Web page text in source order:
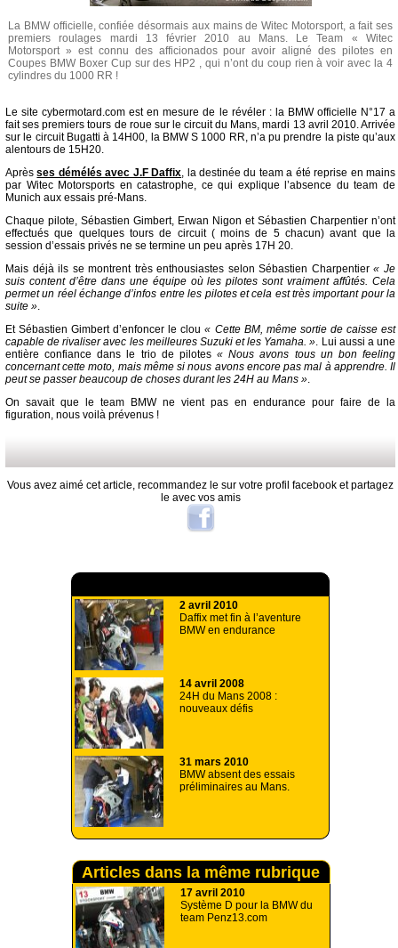
La BMW officielle, confiée désormais aux mains de Witec Motorsport, a fait ses
premiers roulages mardi 13 février 2010 au Mans. Le Team « Witec
Motorsport » est connu des afficionados pour avoir aligné des pilotes en
Coupes BMW Boxer Cup sur des HP2 , qui n’ont du coup rien à voir avec la 4
cylindres du 1000 RR !
Le site cybermotard.com est en mesure de le révéler : la BMW officielle N°17 a
fait ses premiers tours de roue sur le circuit du Mans, mardi 13 avril 2010. Arrivée
sur le circuit Bugatti à 14H00, la BMW S 1000 RR, n’a pu prendre la piste qu’aux
alentours de 15H20.
Aprèsses démélés avec J.F Daffix, la destinée du team a été reprise en mains
par Witec Motorsports en catastrophe, ce qui explique l’absence du team de
Munich aux essais pré-Mans.
Chaque pilote, Sébastien Gimbert, Erwan Nigon et Sébastien Charpentier n’ont
effectués que quelques tours de circuit ( moins de 5 chacun) avant que la
session d’essais privés ne se termine un peu après 17H 20.
Mais déjà ils se montrent très enthousiastes selon Sébastien Charpentier« Je
suis content d’être dans une équipe où les pilotes sont vraiment affûtés. Cela
permet un réel échange d’infos entre les pilotes et cela est très important pour la
suite ».
Et Sébastien Gimbert d’enfoncer le clou« Cette BM, même sortie de caisse est
capable de rivaliser avec les meilleures Suzuki et les Yamaha. ». Lui aussi a une
entière confiance dans le trio de pilotes« Nous avons tous un bon feeling
concernant cette moto, mais même si nous avons encore pas mal à apprendre. Il
peut se passer beaucoup de choses durant les 24H au Mans ».
On savait que le team BMW ne vient pas en endurance pour faire de la
figuration, nous voilà prévenus !
Vous avez aimé cet article, recommandez le sur votre profil facebook et partagez
le avec vos amis
2 avril 2010
Daffix met fin à l’aventure
BMW en endurance
14 avril 2008
24H du Mans 2008 :
nouveaux défis
31 mars 2010
BMW absent des essais
préliminaires au Mans.
Articles dans la même rubrique
17 avril 2010
Système D pour la BMW du
team Penz13.com